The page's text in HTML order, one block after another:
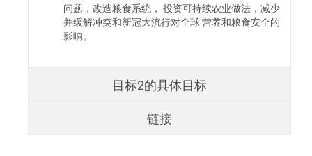
问题，改造粮食系统， 投资可持续农业做法，减少
并缓解冲突和新冠大流行对全球 营养和粮食安全的
影响。
目标2的具体目标
链接